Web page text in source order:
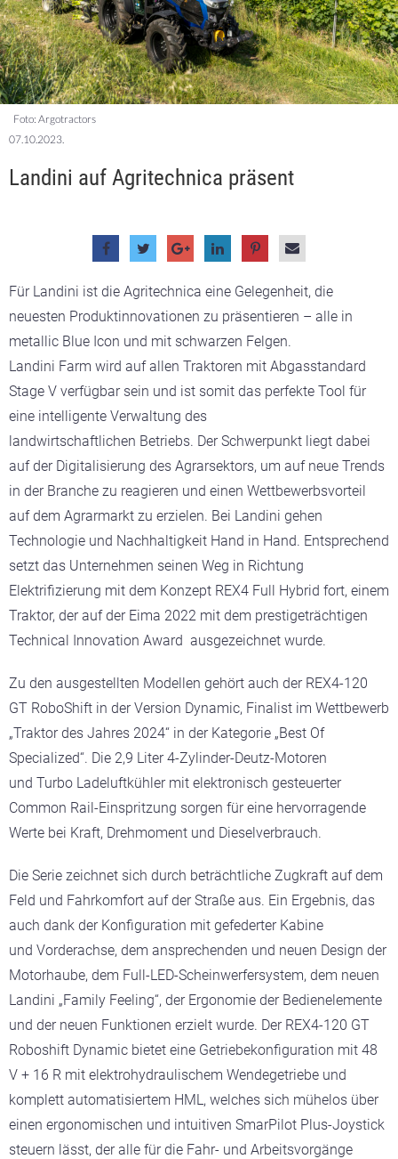
Foto: Argotractors
07.10.2023.
Landini auf Agritechnica präsent
Für Landini ist die Agritechnica eine Gelegenheit, die
neuesten Produktinnovationen zu präsentieren – alle in
metallic Blue Icon und mit schwarzen Felgen.
Landini Farm wird auf allen Traktoren mit Abgasstandard
Stage V verfügbar sein und ist somit das perfekte Tool für
eine intelligente Verwaltung des
landwirtschaftlichen Betriebs. Der Schwerpunkt liegt dabei
auf der Digitalisierung des Agrarsektors, um auf neue Trends
in der Branche zu reagieren und einen Wettbewerbsvorteil
auf dem Agrarmarkt zu erzielen. Bei Landini gehen
Technologie und Nachhaltigkeit Hand in Hand. Entsprechend
setzt das Unternehmen seinen Weg in Richtung
Elektrifizierung mit dem Konzept REX4 Full Hybrid fort, einem
Traktor, der auf der Eima 2022 mit dem prestigeträchtigen
Technical Innovation Award ausgezeichnet wurde.
Zu den ausgestellten Modellen gehört auch der REX4-120
GT RoboShift in der Version Dynamic, Finalist im Wettbewerb
„Traktor des Jahres 2024“ in der Kategorie „Best Of
Specialized“. Die 2,9 Liter 4-Zylinder-Deutz-Motoren
und Turbo Ladeluftkühler mit elektronisch gesteuerter
Common Rail-Einspritzung sorgen für eine hervorragende
Werte bei Kraft, Drehmoment und Dieselverbrauch.
Die Serie zeichnet sich durch beträchtliche Zugkraft auf dem
Feld und Fahrkomfort auf der Straße aus. Ein Ergebnis, das
auch dank der Konfiguration mit gefederter Kabine
und Vorderachse, dem ansprechenden und neuen Design der
Motorhaube, dem Full-LED-Scheinwerfersystem, dem neuen
Landini „Family Feeling“, der Ergonomie der Bedienelemente
und der neuen Funktionen erzielt wurde. Der REX4-120 GT
Roboshift Dynamic bietet eine Getriebekonfiguration mit 48
V + 16 R mit elektrohydraulischem Wendegetriebe und
komplett automatisiertem HML, welches sich mühelos über
einen ergonomischen und intuitiven SmarPilot Plus-Joystick
steuern lässt, der alle für die Fahr- und Arbeitsvorgänge